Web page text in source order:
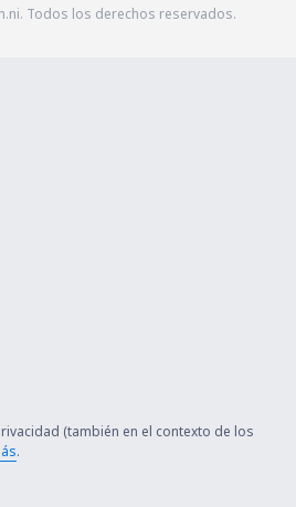
Todos los derechos reservados.
(también en el contexto de los
.